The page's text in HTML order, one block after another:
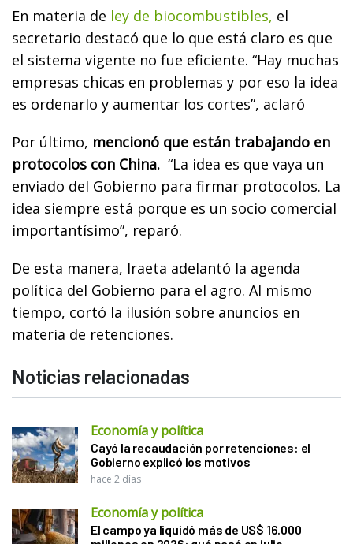
En materia de ley de biocombustibles, el
secretario destacó que lo que está claro es que
el sistema vigente no fue eficiente. “Hay muchas
empresas chicas en problemas y por eso la idea
es ordenarlo y aumentar los cortes”, aclaró
Por último, mencionó que están trabajando en
protocolos con China. “La idea es que vaya un
enviado del Gobierno para firmar protocolos. La
idea siempre está porque es un socio comercial
importantísimo”, reparó.
De esta manera, Iraeta adelantó la agenda
política del Gobierno para el agro. Al mismo
tiempo, cortó la ilusión sobre anuncios en
materia de retenciones.
Noticias relacionadas
Economía y política
Cayó la recaudación por retenciones: el
Gobierno explicó los motivos
hace 2 días
Economía y política
El campo ya liquidó más de US$ 16.000